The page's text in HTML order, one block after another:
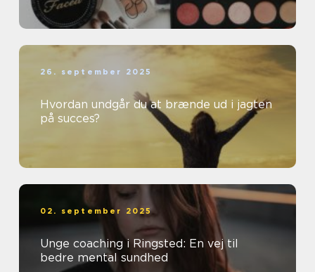
26. september 2025
Hvordan undgår du at brænde ud i jagten
på succes?
02. september 2025
Unge coaching i Ringsted: En vej til
bedre mental sundhed